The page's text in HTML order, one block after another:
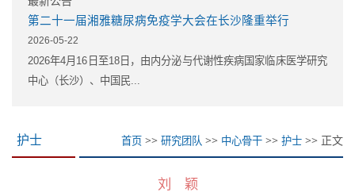
第二十一届湘雅糖尿病免疫学大会在长沙隆重举行
2026-05-22
2026年4月16日至18日，由内分泌与代谢性疾病国家临床医学研究
中心（长沙）、中国民...
护士 首页 >> 研究团队 >> 中心骨干 >> 护士 >> 正文
刘 颖